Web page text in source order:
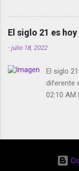
Live
Dictados
El siglo 21 es hoy
-julio 18, 2022
El siglo
diferente
02:10 AM
de esos
de